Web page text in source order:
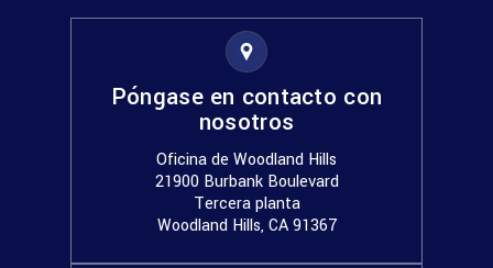
Póngase en contacto con
nosotros
Oficina de Woodland Hills
21900 Burbank Boulevard
Tercera planta
Woodland Hills, CA 91367